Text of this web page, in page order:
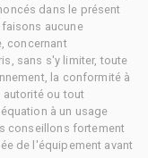
dans le présent
aucune
concernant
sans s'y limiter, toute
la conformité à
ou tout
à un usage
conseillons fortement
de l'équipement avant